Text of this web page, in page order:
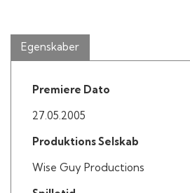
Christina Therms som Marcella
Lis Lindstad som Nabo
Ronya Lina Larsson som Døv pige
Tine Høst som Cykelpige
Birthe Jensen som Fru Holmblad
Egenskaber
Premiere Dato
27.05.2005
Produktions Selskab
Wise Guy Productions